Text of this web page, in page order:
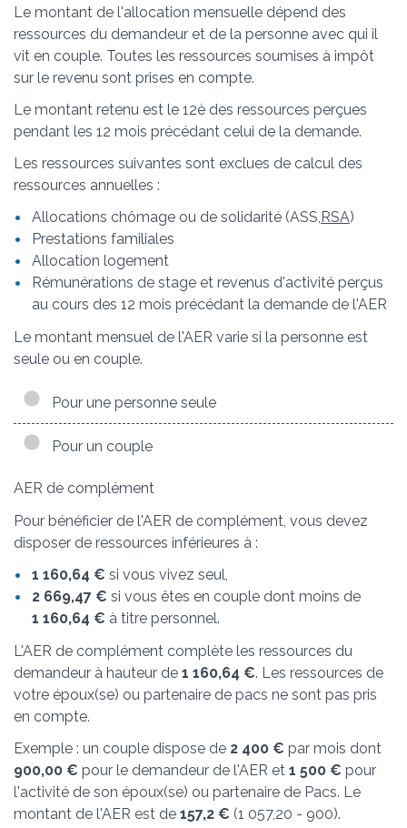
Le montant de l'allocation mensuelle dépend des
ressources du demandeur et de la personne avec qui il
vit en couple. Toutes les ressources soumises à impôt
sur le revenu sont prises en compte.
Le montant retenu est le 12è des ressources perçues
pendant les 12 mois précédant celui de la demande.
Les ressources suivantes sont exclues de calcul des
ressources annuelles :
Allocations chômage ou de solidarité (ASS, RSA)
Prestations familiales
Allocation logement
Rémunérations de stage et revenus d'activité perçus
au cours des 12 mois précédant la demande de l'AER
Le montant mensuel de l'AER varie si la personne est
seule ou en couple.
Pour une personne seule
Pour un couple
AER de complément
Pour bénéficier de l'AER de complément, vous devez
disposer de ressources inférieures à :
1 160,64 € si vous vivez seul,
2 669,47 € si vous êtes en couple dont moins de
1 160,64 € à titre personnel.
L'AER de complément complète les ressources du
demandeur à hauteur de 1 160,64 €. Les ressources de
votre époux(se) ou partenaire de pacs ne sont pas pris
en compte.
Exemple : un couple dispose de 2 400 € par mois dont
900,00 € pour le demandeur de l'AER et 1 500 € pour
l'activité de son époux(se) ou partenaire de Pacs. Le
montant de l'AER est de 157,2 € (1 057,20 - 900).